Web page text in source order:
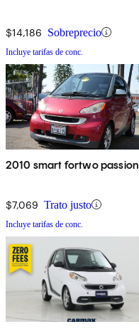
$14,186 Sobreprecio
Incluye tarifas de conc.
2010 smart fortwo passion
$7,069 Trato justo
Incluye tarifas de conc.